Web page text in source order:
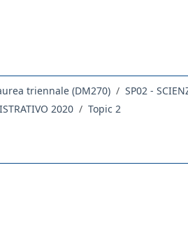
triennale (DM270)
SP02 -
2020 Topic 2